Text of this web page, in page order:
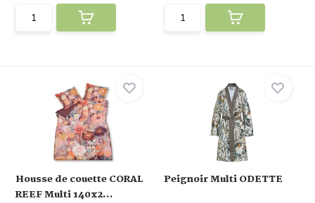
Housse de couette CORAL
REEF Multi 140x2...
Peignoir Multi ODETTE